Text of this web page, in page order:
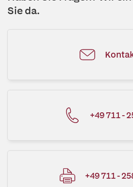
Sie da.
+49 711 -
+49 711 -